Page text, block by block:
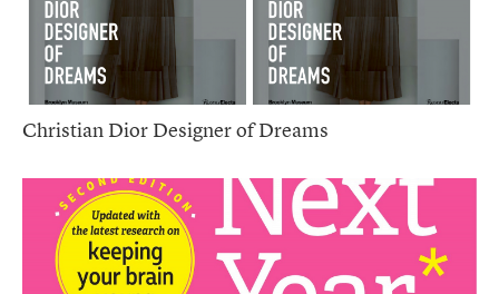
Christian Dior Designer of Dreams